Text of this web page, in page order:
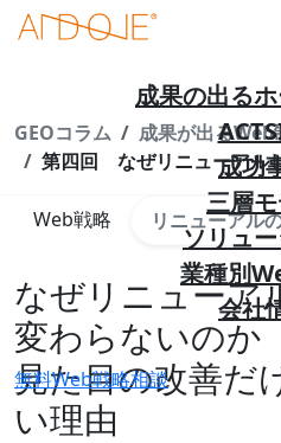
成果の出る
成功
三層
ソリュ
業種別
会社
無料Web戦略相談
GEOコラム
成果が出る
第四回 なぜリニューアル
Web戦略 リニューアル
なぜリニューア
変わらないのか
見た目の改善だ
い理由